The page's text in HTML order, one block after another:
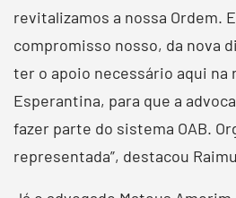
revitalizamos a nossa Ordem.
compromisso nosso, da nova
ter o apoio necessário aqui na
Esperantina, para que a
fazer parte do sistema OAB.
representada”, destacou